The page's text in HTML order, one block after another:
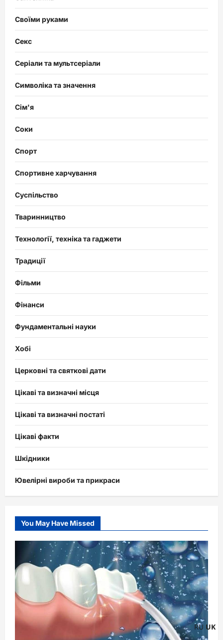
Своїми руками
Секс
Серіали та мультсеріали
Символіка та значення
Сім'я
Соки
Спорт
Спортивне харчування
Суспільство
Тваринництво
Технології, техніка та гаджети
Традиції
Фільми
Фінанси
Фундаментальні науки
Хобі
Церковні та святкові дати
Цікаві та визначні місця
Цікаві та визначні постаті
Цікаві факти
Шкідники
Ювелірні вироби та прикраси
You May Have Missed
RU UK